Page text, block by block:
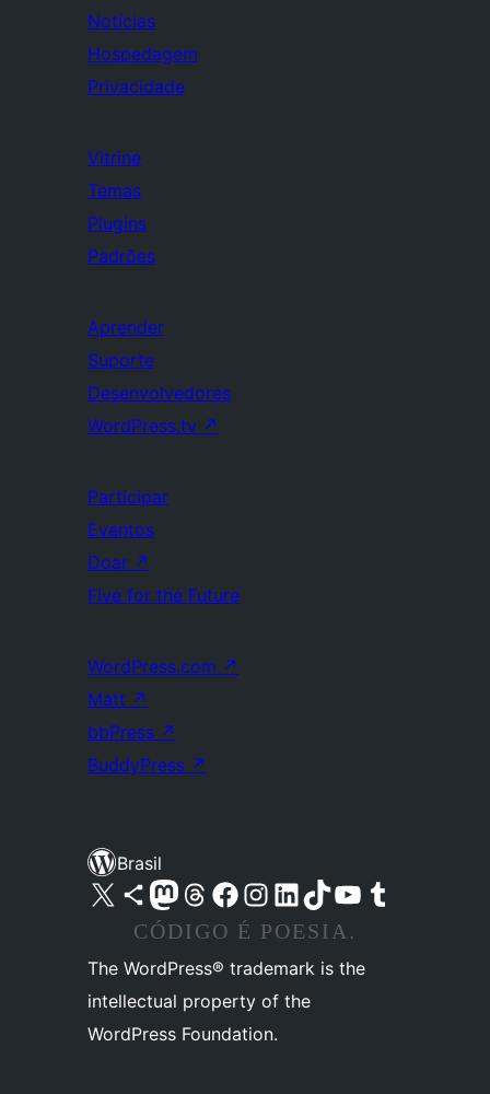
Notícias
Hospedagem
Privacidade
Vitrine
Temas
Plugins
Padrões
Aprender
Suporte
Desenvolvedores
WordPress.tv ↗
Participar
Eventos
Doar ↗
Five for the Future
WordPress.com ↗
Matt ↗
bbPress ↗
BuddyPress ↗
Brasil
Acessar nossa conta do X (antigo Twitter)
Acessar nossa conta do Bluesky
Acessar nossa conta do Mastodon
Acessar nossa conta do Threads
Acessar nossa página do Facebook
Acessar nossa conta do Instagram
Acessar nossa conta do LinkedIn
Acessar nossa conta do TikTok
Acessar nosso canal do YouTube
Acessar nossa conta no Tumblr
CÓDIGO É POESIA.
The WordPress® trademark is the
intellectual property of the
WordPress Foundation.